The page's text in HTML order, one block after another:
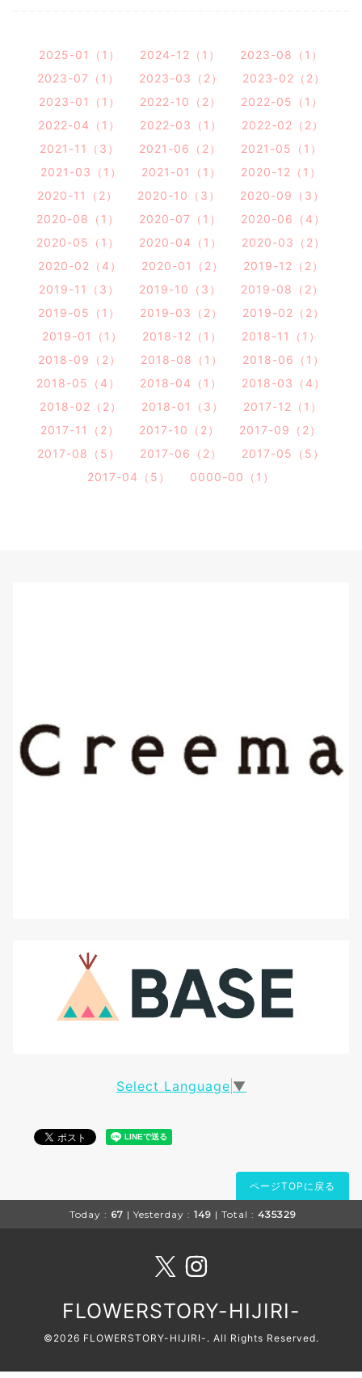
2025-01（1） 2024-12（1）
2023-08（1）
2023-07（1）
2023-03（2）
2023-02（2）
2023-01（1）
2022-10（2）
2022-05（1）
2022-04（1）
2022-03（1）
2022-02（2）
2021-11（3）
2021-06（2）
2021-05（1）
2021-03（1）
2021-01（1）
2020-12（1）
2020-11（2）
2020-10（3）
2020-09（3）
2020-08（1）
2020-07（1）
2020-06（4）
2020-05（1）
2020-04（1）
2020-03（2）
2020-02（4）
2020-01（2）
2019-12（2）
2019-11（3）
2019-10（3）
2019-08（2）
2019-05（1）
2019-03（2）
2019-02（2）
2019-01（1）
2018-12（1）
2018-11（1）
2018-09（2）
2018-08（1）
2018-06（1）
2018-05（4）
2018-04（1）
2018-03（4）
2018-02（2）
2018-01（3）
2017-12（1）
2017-11（2）
2017-10（2）
2017-09（2）
2017-08（5）
2017-06（2）
2017-05（5）
2017-04（5）
0000-00（1）
Select Language ▼
ページTOPに戻る
Today : 67 | Yesterday : 149 | Total : 435329
FLOWERSTORY-HIJIRI-
©2026 FLOWERSTORY-HIJIRI- . All Rights Reserved.